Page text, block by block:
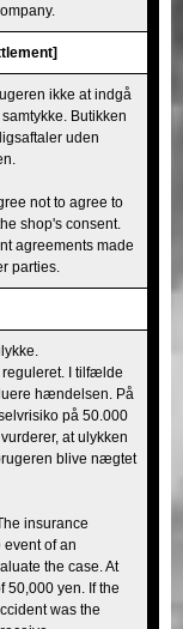
ikke at indgå
Butikken
uden
not to agree to
shop's consent.
agreements made
parties.
I tilfælde
hændelsen. På
på 50.000
at ulykken
blive nægtet
insurance
of an
the case. At
50,000 yen. If the
was the